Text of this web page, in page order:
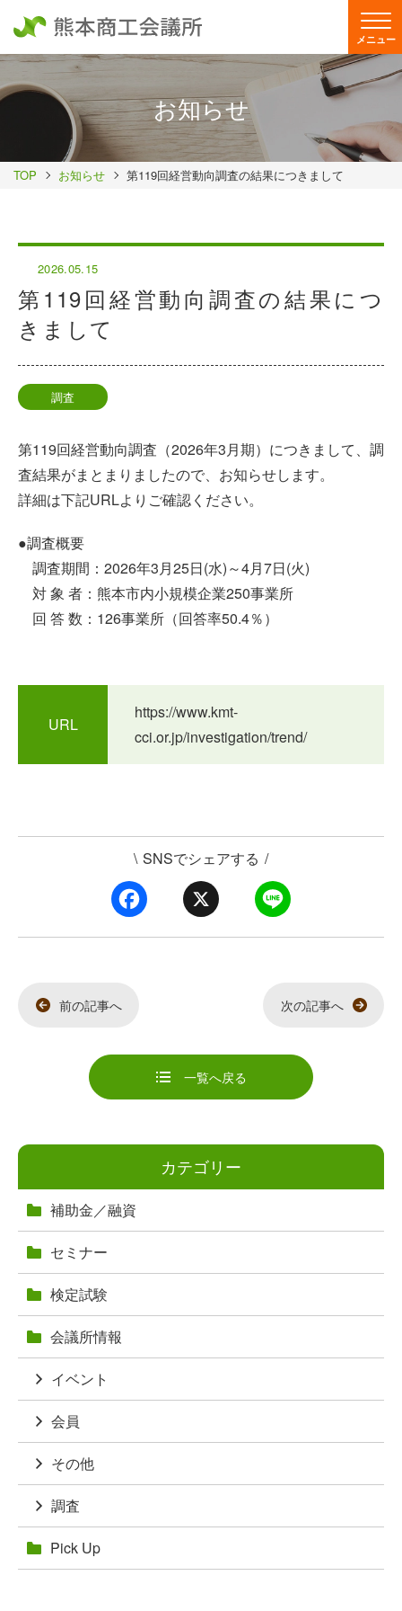
メニュー
お知らせ
TOP お知らせ 第119回経営動向調査の結果につきまして
2026.05.15
第119回経営動向調査の結果につ
きまして
調査
第119回経営動向調査（2026年3月期）につきまして、調
査結果がまとまりましたので、お知らせします。
詳細は下記URLよりご確認ください。
●調査概要
調査期間：2026年3月25日(水)～4月7日(火)
対 象 者：熊本市内小規模企業250事業所
回 答 数：126事業所（回答率50.4％）
URL
https://www.kmt-
cci.or.jp/investigation/trend/
\ SNSでシェアする /
前の記事へ 次の記事へ
一覧へ戻る
カテゴリー
補助金／融資
セミナー
検定試験
会議所情報
イベント
会員
その他
調査
Pick Up